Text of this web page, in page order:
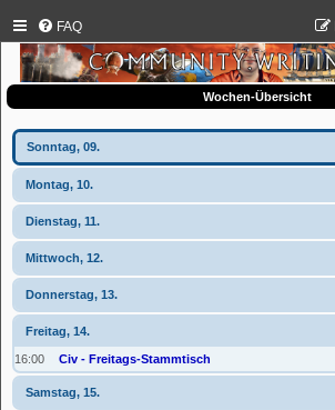
FAQ
Wochen-Übersicht
Sonntag, 09.
Montag, 10.
Dienstag, 11.
Mittwoch, 12.
Donnerstag, 13.
Freitag, 14.
16:00 Civ - Freitags-Stammtisch
Samstag, 15.